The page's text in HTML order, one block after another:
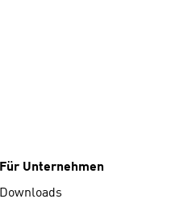
Für Unternehmen
Downloads